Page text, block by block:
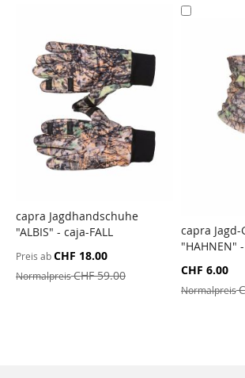
ZUR
VERGLEICHSLISTE
capra Jagdhandschuhe
"ALBIS" - caja-FALL
Preis abCHF 18.00
NormalpreisCHF 59.00
ZUR
capra
"HAHNEN" -
Sonderangebot
CHF 6.00
Normalpreis